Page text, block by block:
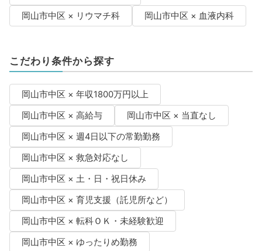
岡山市中区 × リウマチ科
岡山市中区 × 血液内科
こだわり条件から探す
岡山市中区 × 年収1800万円以上
岡山市中区 × 高給与
岡山市中区 × 当直なし
岡山市中区 × 週4日以下の常勤勤務
岡山市中区 × 救急対応なし
岡山市中区 × 土・日・祝日休み
岡山市中区 × 育児支援（託児所など）
岡山市中区 × 転科ＯＫ・未経験歓迎
岡山市中区 × ゆったりめ勤務